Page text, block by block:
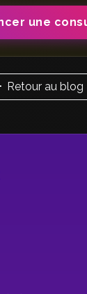
une
Retour au blog